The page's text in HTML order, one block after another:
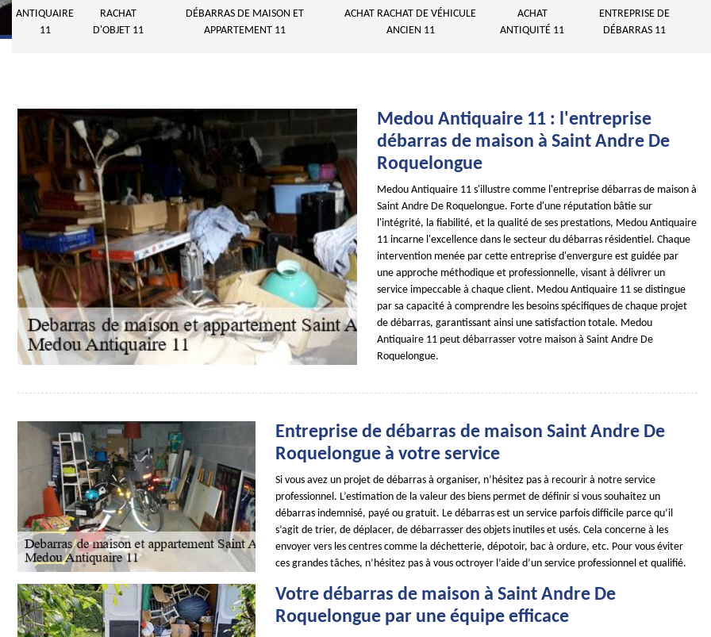
ANTIQUAIRE
11
RACHAT
D'OBJET 11
DÉBARRAS DE MAISON ET
APPARTEMENT 11
ACHAT RACHAT DE VÉHICULE
ANCIEN 11
ACHAT
ANTIQUITÉ 11
ENTREPRISE DE
DÉBARRAS 11
Medou Antiquaire 11 : l'entreprise
débarras de maison à Saint Andre De
Roquelongue
Medou Antiquaire 11 s'illustre comme l'entreprise débarras de maison à
Saint Andre De Roquelongue. Forte d'une réputation bâtie sur
l'intégrité, la fiabilité, et la qualité de ses prestations, Medou Antiquaire
11 incarne l'excellence dans le secteur du débarras résidentiel. Chaque
intervention menée par cette entreprise d'envergure est guidée par
une approche méthodique et professionnelle, visant à délivrer un
service impeccable à chaque client. Medou Antiquaire 11 se distingue
par sa capacité à comprendre les besoins spécifiques de chaque projet
de débarras, garantissant ainsi une satisfaction totale. Medou
Antiquaire 11 peut débarrasser votre maison à Saint Andre De
Roquelongue.
Entreprise de débarras de maison Saint Andre De
Roquelongue à votre service
Si vous avez un projet de débarras à organiser, n’hésitez pas à recourir à notre service
professionnel. L’estimation de la valeur des biens permet de définir si vous souhaitez un
débarras indemnisé, payé ou gratuit. Le débarras est un service parfois difficile parce qu’il
s’agit de trier, de déplacer, de débarrasser des objets inutiles et usés. Cela concerne à les
envoyer vers les centres comme la déchetterie, dépotoir, bac à ordure, etc. Pour vous éviter
ces grandes tâches, n’hésitez pas à vous octroyer l’aide d’un service professionnel et qualifié.
Votre débarras de maison à Saint Andre De
Roquelongue par une équipe efficace